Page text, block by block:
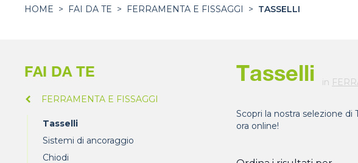
HOME > FAI DA TE > FERRAMENTA E FISSAGGI > TASSELLI
FAI DA TE
FERRAMENTA E FISSAGGI
Tasselli
Sistemi di ancoraggio
Chiodi
Tasselli in
Scopri la nostra selezione
ora online!